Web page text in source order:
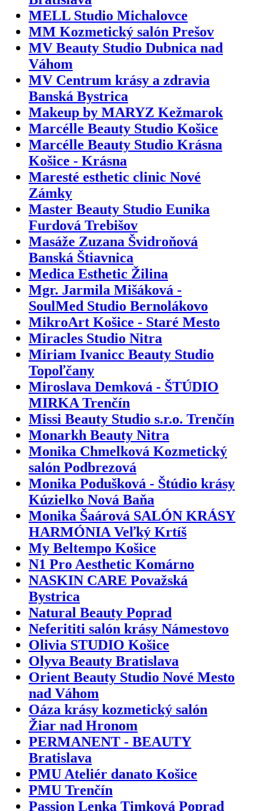
MELL Studio Michalovce
MM Kozmetický salón Prešov
MV Beauty Studio Dubnica nad
Váhom
MV Centrum krásy a zdravia
Banská Bystrica
Makeup by MARYZ Kežmarok
Marcélle Beauty Studio Košice
Marcélle Beauty Studio Krásna
Košice - Krásna
Maresté esthetic clinic Nové
Zámky
Master Beauty Studio Eunika
Furdová Trebišov
Masáže Zuzana Švidroňová
Banská Štiavnica
Medica Esthetic Žilina
Mgr. Jarmila Mišáková -
SoulMed Studio Bernolákovo
MikroArt Košice - Staré Mesto
Miracles Studio Nitra
Miriam Ivanicc Beauty Studio
Topoľčany
Miroslava Demková - ŠTÚDIO
MIRKA Trenčín
Missi Beauty Studio s.r.o. Trenčín
Monarkh Beauty Nitra
Monika Chmelková Kozmetický
salón Podbrezová
Monika Podušková - Štúdio krásy
Kúzielko Nová Baňa
Monika Šaárová SALÓN KRÁSY
HARMÓNIA Veľký Krtíš
My Beltempo Košice
N1 Pro Aesthetic Komárno
NASKIN CARE Považská
Bystrica
Natural Beauty Poprad
Neferititi salón krásy Námestovo
Olivia STUDIO Košice
Olyva Beauty Bratislava
Orient Beauty Studio Nové Mesto
nad Váhom
Oáza krásy kozmetický salón
Žiar nad Hronom
PERMANENT - BEAUTY
Bratislava
PMU Ateliér danato Košice
PMU Trenčín
Passion Lenka Timková Poprad